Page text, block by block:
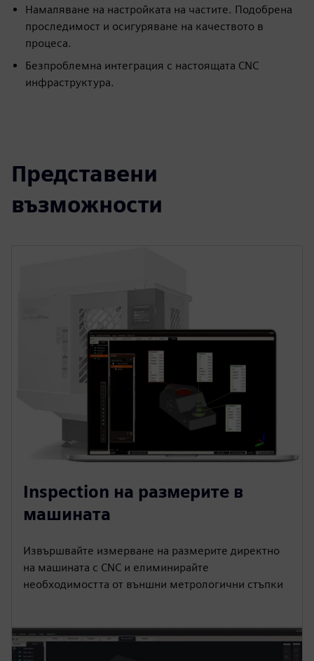
Намаляване на настройката на частите. Подобрена
проследимост и осигуряване на качеството в
процеса.
Безпроблемна интеграция с настоящата CNC
инфраструктура.
Представени
възможности
Inspection на размерите в
машината
Извършвайте измерване на размерите директно
на машината с CNC и елиминирайте
необходимостта от външни метрологични стъпки